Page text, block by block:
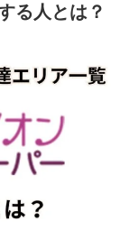
る人とは？